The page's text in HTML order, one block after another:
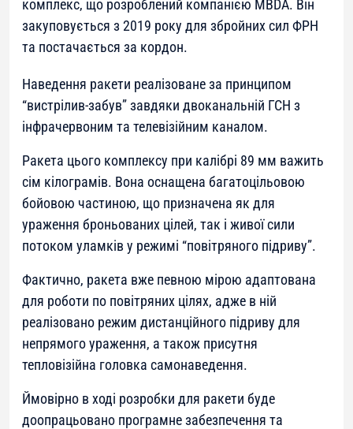
комплекс, що розроблений компанією MBDA. Він
закуповується з 2019 року для збройних сил ФРН
та постачається за кордон.
Наведення ракети реалізоване за принципом
“вистрілив-забув” завдяки двоканальній ГСН з
інфрачервоним та телевізійним каналом.
Ракета цього комплексу при калібрі 89 мм важить
сім кілограмів. Вона оснащена багатоцільовою
бойовою частиною, що призначена як для
ураження броньованих цілей, так і живої сили
потоком уламків у режимі “повітряного підриву”.
Фактично, ракета вже певною мірою адаптована
для роботи по повітряних цілях, адже в ній
реалізовано режим дистанційного підриву для
непрямого ураження, а також присутня
тепловізійна головка самонаведення.
Ймовірно в ході розробки для ракети буде
доопрацьовано програмне забезпечення та